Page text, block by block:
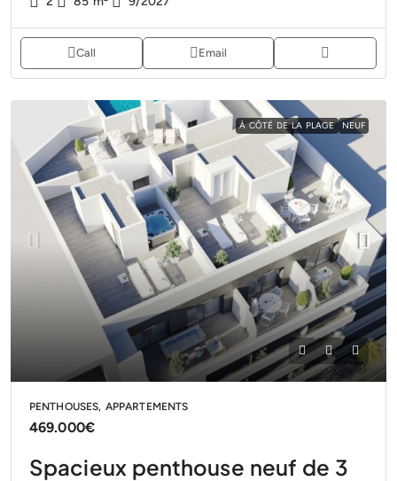
Call Email
À CÔTÉ DE LA PLAGE NEUF
PENTHOUSES, APPARTEMENTS
469.000€
Spacieux penthouse neuf de 3